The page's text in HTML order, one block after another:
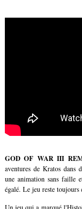
GOD OF WAR III
aventures de Kratos dans
une animation sans faille
égalé. Le jeu reste toujours